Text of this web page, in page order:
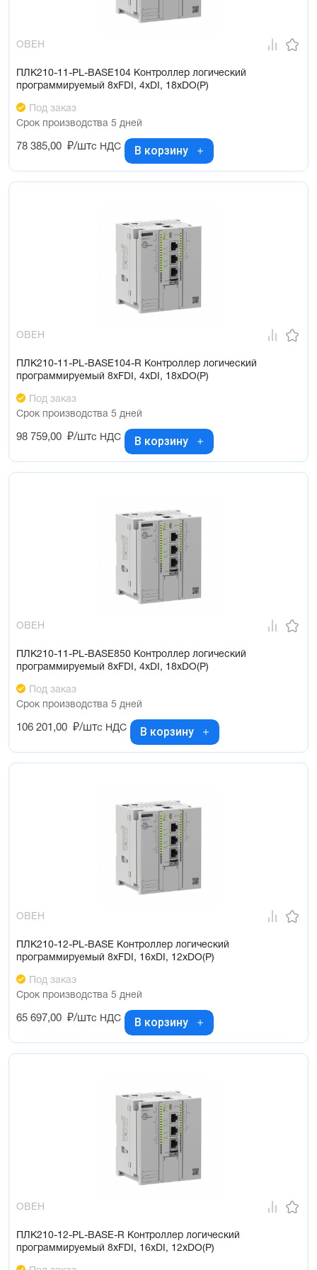
Ответственные производства
ОВЕН
ПЛК210-11-PL-BASE104 Контроллер логический
программируемый 8xFDI, 4xDI, 18xDO(Р)
Под заказ
Срок производства 5 дней
78 385,00 ₽/штс НДС В корзину
ОВЕН
ПЛК210-11-PL-BASE104-R Контроллер логический
программируемый 8xFDI, 4xDI, 18xDO(Р)
Под заказ
Срок производства 5 дней
98 759,00 ₽/штс НДС В корзину
ОВЕН
ПЛК210-11-PL-BASE850 Контроллер логический
программируемый 8xFDI, 4xDI, 18xDO(Р)
Под заказ
Срок производства 5 дней
106 201,00 ₽/штс НДС В корзину
ОВЕН
ПЛК210-12-PL-BASE Контроллер логический
программируемый 8xFDI, 16xDI, 12xDO(Р)
Под заказ
Срок производства 5 дней
65 697,00 ₽/штс НДС В корзину
ОВЕН
ПЛК210-12-PL-BASE-R Контроллер логический
программируемый 8xFDI, 16xDI, 12xDO(Р)